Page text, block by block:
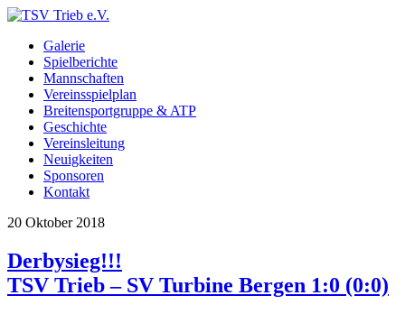
Galerie
Spielberichte
Mannschaften
Vereinsspielplan
Breitensportgruppe & ATP
Geschichte
Vereinsleitung
Neuigkeiten
Sponsoren
Kontakt
20 Oktober 2018
Derbysieg!!!
TSV Trieb – SV Turbine Bergen 1:0 (0:0)